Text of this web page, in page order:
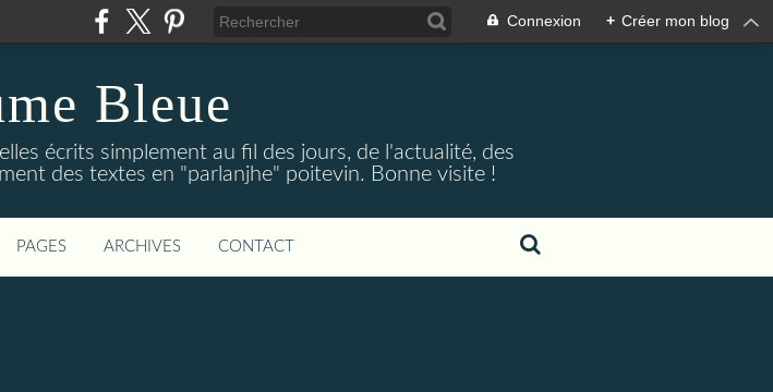
Connexion + Créer mon blog
Bleue
écrits simplement au fil des jours, de l'actualité, des
des textes en "parlanjhe" poitevin. Bonne visite !
PAGES ARCHIVES CONTACT